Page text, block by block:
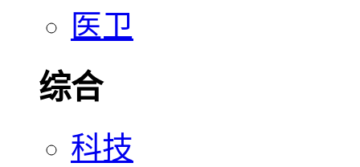
医卫
综合
科技